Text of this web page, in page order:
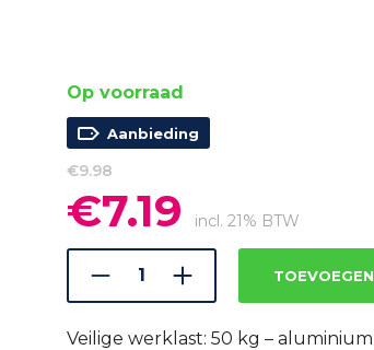
Op voorraad
Aanbieding
€9.98
Oorspronkelijke
prijs
was:
€9.98.
€7.19 prijs
is:
€7.19.
incl. 21% BTW
Veilige werklast: 50 kg –